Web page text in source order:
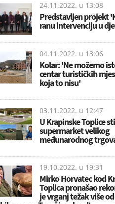
24.11.2022. u 13:08
Predstavljen projekt
ranu intervenciju u
04.11.2022. u 13:06
Kolar: 'Ne možemo
centar turističkih
koja to nisu'
03.11.2022. u 12:47
U Krapinske Toplice
supermarket velikog
međunarodnog
19.10.2022. u 19:31
Mirko Horvatec kod
Toplica pronašao
je vrganj težak više